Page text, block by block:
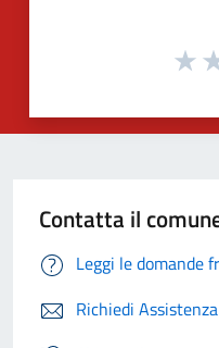
Contatta il
Leggi le domande
Richiedi Assistenza